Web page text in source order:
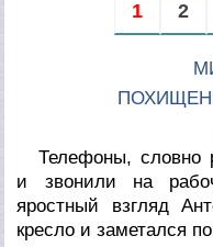
1 2
Телефоны, словно
и звонили на
яростный взгляд
кресло и заметался